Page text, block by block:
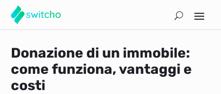
Donazione di un immobile:
come funziona, vantaggi e
costi